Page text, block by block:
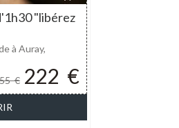
"libérez
€ 222 €
à Auray,